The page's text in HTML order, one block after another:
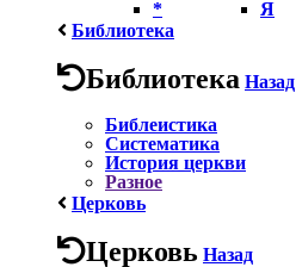
*
Я
Библиотека
Библиотека Назад
Библеистика
Систематика
История церкви
Разное
Церковь
Церковь Назад